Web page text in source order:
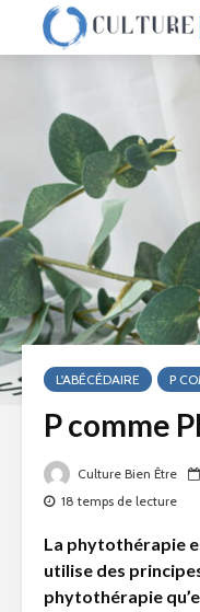
L'ABÉCÉDAIRE P
P comme
Culture Bien Être
18 temps de lecture
La phytothérapie
utilise des
phytothérapie